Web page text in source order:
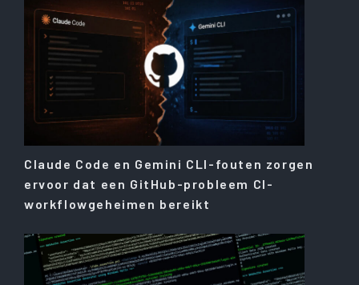
Claude Code en Gemini CLI-fouten zorgen
ervoor dat een GitHub-probleem CI-
workflowgeheimen bereikt